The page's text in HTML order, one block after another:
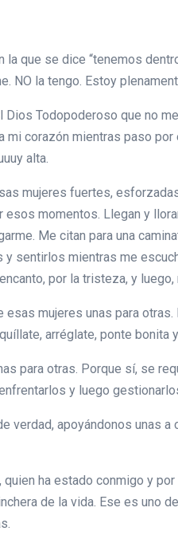
la que se dice “tenemos
NO la tengo. Estoy
Dios Todopoderoso que no
mi corazón mientras paso
alta.
mujeres fuertes,
momentos. Llegan y
Me citan para una
sentirlos mientras me
por la tristeza, y
mujeres unas para otras.
arréglate, ponte bonita
para otras. Porque sí, se
y luego
verdad, apoyándonos unas
ha estado conmigo y
de la vida. Ese es uno